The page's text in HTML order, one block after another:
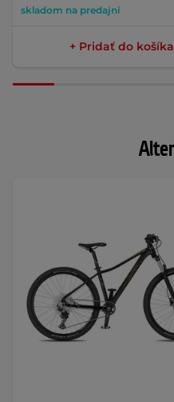
skladom na predajni
+ Pridať do košíka